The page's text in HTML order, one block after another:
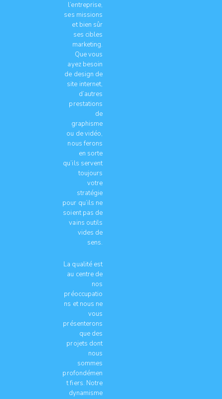
l’entreprise,
ses missions
et bien sûr
ses cibles
marketing.
Que vous
ayez besoin
de design de
site internet,
d’autres
prestations
de
graphisme
ou de vidéo,
nous ferons
en sorte
qu’ils servent
toujours
votre
stratégie
pour qu’ils ne
soient pas de
vains outils
vides de
sens.
La qualité est
au centre de
nos
préoccupatio
ns et nous ne
vous
présenterons
que des
projets dont
nous
sommes
profondémen
t fiers. Notre
dynamisme